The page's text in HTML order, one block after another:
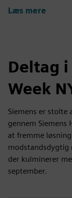
Læs mere
Deltag i
Week
Siemens er stolte
gennem
at fremme
modstandsdygtig
der kulminerer
september.